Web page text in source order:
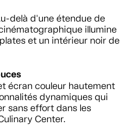
delà d'une étendue de
illumine
et un intérieur noir de
écran couleur hautement
dynamiques qui
sans effort dans les
Center.